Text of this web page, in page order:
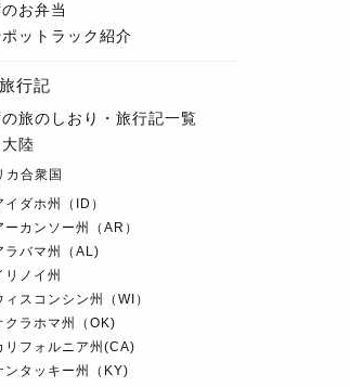
お弁当
ットラック紹介
行記
旅のしおり・旅行記一覧
陸
カ合衆国
イダホ州（ID）
ーカンソー州（AR）
ラバマ州（AL)
リノイ州
ィスコンシン州（WI）
クラホマ州（OK)
リフォルニア州(CA)
ンタッキー州（KY)